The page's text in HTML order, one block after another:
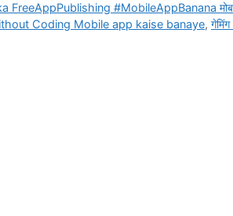
#MobileAppBanana
Coding Mobile app kaise banaye,